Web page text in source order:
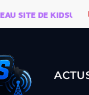
DE KIDSUNE